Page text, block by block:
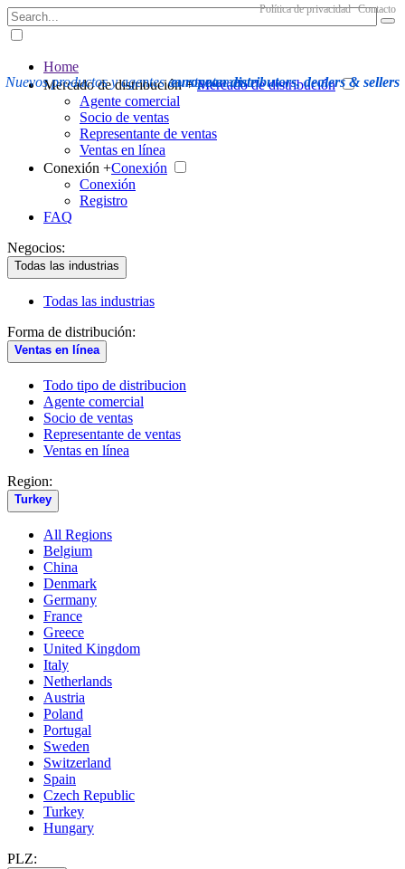
Nuevos productos y agentes constantementeeuropean distributors, dealers & sellers
Política de privacidad Contacto
Home
Mercado de distribución + Mercado de distribución
Agente comercial
Socio de ventas
Representante de ventas
Ventas en línea
Conexión +Conexión
Conexión
Registro
FAQ
Negocios:
Todas las industrias
Todas las industrias
Forma de distribución:
Ventas en línea
Todo tipo de distribucion
Agente comercial
Socio de ventas
Representante de ventas
Ventas en línea
Region:
Turkey
All Regions
Belgium
China
Denmark
Germany
France
Greece
United Kingdom
Italy
Netherlands
Austria
Poland
Portugal
Sweden
Switzerland
Spain
Czech Republic
Turkey
Hungary
PLZ: